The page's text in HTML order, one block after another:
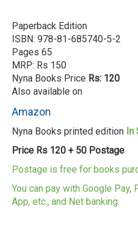
Paperback Edition
ISBN: 978-81-685740-5-2
Pages 65
MRP: Rs 150
Nyna Books Price Rs: 120
Also available on
Amazon
Nyna Books printed edition In
Price Rs 120 + 50 Postage
Postage is free for books
You can pay with Google Pay,
App, etc., and Net banking.